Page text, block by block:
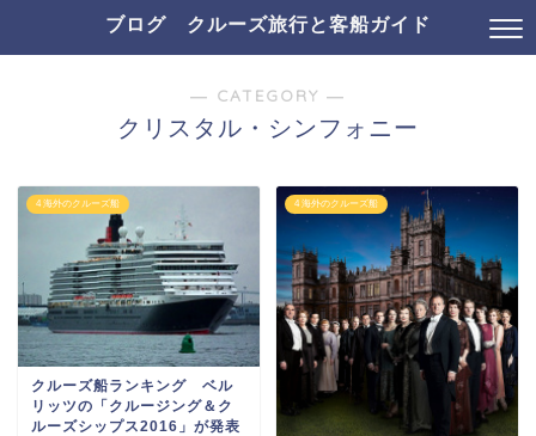
ブログ クルーズ旅行と客船ガイド
― CATEGORY ―
クリスタル・シンフォニー
4 海外のクルーズ船
クルーズ船ランキング ベル
リッツの「クルージング＆ク
ルーズシップス2016」が発表
4 海外のクルーズ船